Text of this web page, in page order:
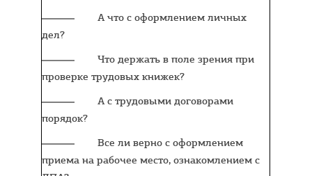
А что с оформлением личных
дел?
Что держать в поле зрения при
проверке трудовых книжек?
А с трудовыми договорами
порядок?
Все ли верно с оформлением
приема на рабочее место, ознакомлением с